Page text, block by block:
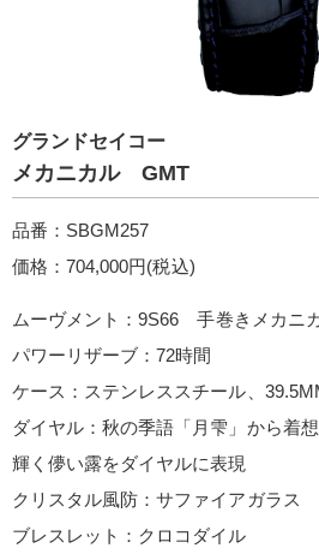
グランドセイコー
メカニカル GMT
品番：SBGM257
価格：704,000円(税込)
ムーヴメント：9S66 手巻きメカニ
パワーリザーブ：72時間
ケース：ステンレススチール、
ダイヤル：秋の季語「月雫」から着
輝く儚い露をダイヤルに表現
クリスタル風防：サファイアガラス
ブレスレット：クロコダイル